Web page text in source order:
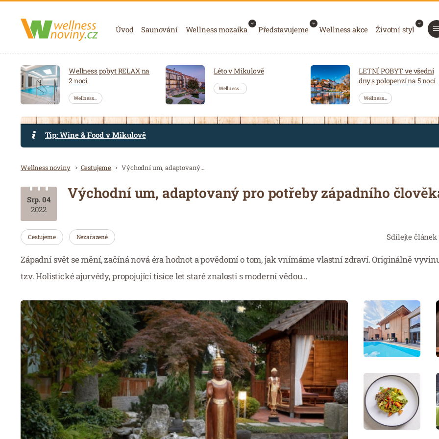
Navigace
Úvod Saunování Wellness mozaika Představujeme Wellness akce Životní styl
Wellness pobyt RELAX na
2 noci
Wellness…
Léto v Mikulově
Wellness…
LETNÍ POBYT ve všední
dny s polopenzí na 5 nocí
Wellness…
Tip: Wine & Food v Mikulově
Drobečková navigace
Wellness noviny Cestujeme Východní um, adaptovaný pro potřeby západního člověka
Srp. 04
2022
Východní um, adaptovaný pro potřeby západního
Sdílejte článek
Cestujeme Nezařazené
Západní svět se mění, začíná nová éra hodnot a povědomí o tom, jak vnímáme vlastní zdraví. Originálně
tzv. Holistické ajurvédy, propojující tisíce let staré znalosti s moderní vědou…